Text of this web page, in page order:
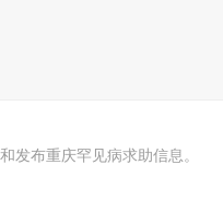
发布重庆罕见病求助信息。